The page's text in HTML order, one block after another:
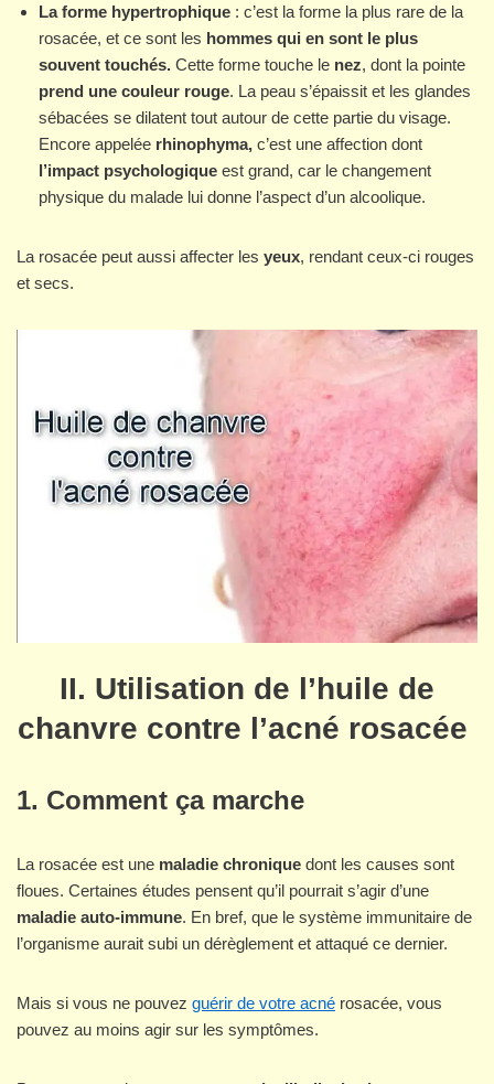
La forme hypertrophique : c’est la forme la plus rare de la
rosacée, et ce sont les hommes qui en sont le plus
souvent touchés. Cette forme touche le nez, dont la pointe
prend une couleur rouge. La peau s’épaissit et les glandes
sébacées se dilatent tout autour de cette partie du visage.
Encore appelée rhinophyma, c’est une affection dont
l’impact psychologique est grand, car le changement
physique du malade lui donne l’aspect d’un alcoolique.
La rosacée peut aussi affecter les yeux, rendant ceux-ci rouges
et secs.
II. Utilisation de l’huile de
chanvre contre l’acné rosacée
1. Comment ça marche
La rosacée est une maladie chronique dont les causes sont
floues. Certaines études pensent qu’il pourrait s’agir d’une
maladie auto-immune. En bref, que le système immunitaire de
l’organisme aurait subi un dérèglement et attaqué ce dernier.
Mais si vous ne pouvez guérir de votre acné rosacée, vous
pouvez au moins agir sur les symptômes.